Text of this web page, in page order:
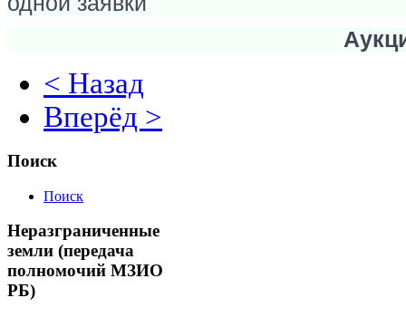
< Назад
Вперёд >
Поиск
Поиск
Неразграниченные
земли (передача
полномочий МЗИО
РБ)